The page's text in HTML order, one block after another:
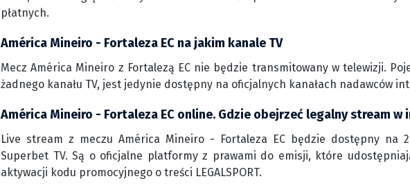
płatnych.
América Mineiro - Fortaleza EC na jakim kanale TV
Mecz América Mineiro z Fortalezą EC nie będzie transmitowany w telewizji.
żadnego kanału TV, jest jedynie dostępny na oficjalnych kanałach nadawców
América Mineiro - Fortaleza EC online. Gdzie obejrzeć legalny stream w
Live stream z meczu América Mineiro - Fortaleza EC będzie dostępny na 2
Superbet TV. Są o oficjalne platformy z prawami do emisji, które
aktywacji kodu promocyjnego o treści LEGALSPORT.